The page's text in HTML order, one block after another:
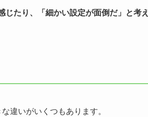
たり、「細かい設定が面倒だ」と考え
違いがいくつもあります。